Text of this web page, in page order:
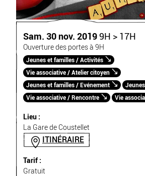
Sam. 30 nov. 20199H > 17H
Ouverture des portes à 9H
Jeunes et familles / Activités
Vie associative / Atelier citoyen
Jeunes et familles / Evénement
Vie associative / Rencontre
Vie
Lieu :
La Gare de Coustellet
ITINÉRAIRE
Tarif :
Gratuit